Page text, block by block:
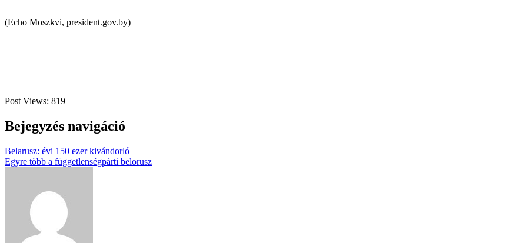
(Echo Moszkvi, president.gov.by)
Post Views: 819
Bejegyzés navigáció
Belarusz: évi 150 ezer kivándorló
Egyre több a függetlenségpárti belorusz